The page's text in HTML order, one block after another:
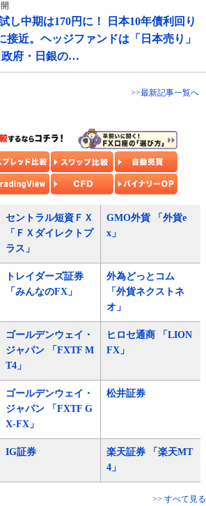
し中期は170円に！ 日本10年債利回り
接近。ヘッジファンドは「日本売り」
政府・日銀の…
>>最新記事一覧へ
セントラル短資ＦＸ
「ＦＸダイレクトプ
ラス」
GMO外貨 「外貨e
x」
トレイダーズ証券
「みんなのFX」
外為どっとコム
「外貨ネクストネ
オ」
ゴールデンウェイ・
ジャパン 「FXTF M
T4」
ヒロセ通商 「LION
FX」
ゴールデンウェイ・
ジャパン 「FXTF G
X-FX」
松井証券
IG証券
楽天証券 「楽天MT
4」
>> すべて見る